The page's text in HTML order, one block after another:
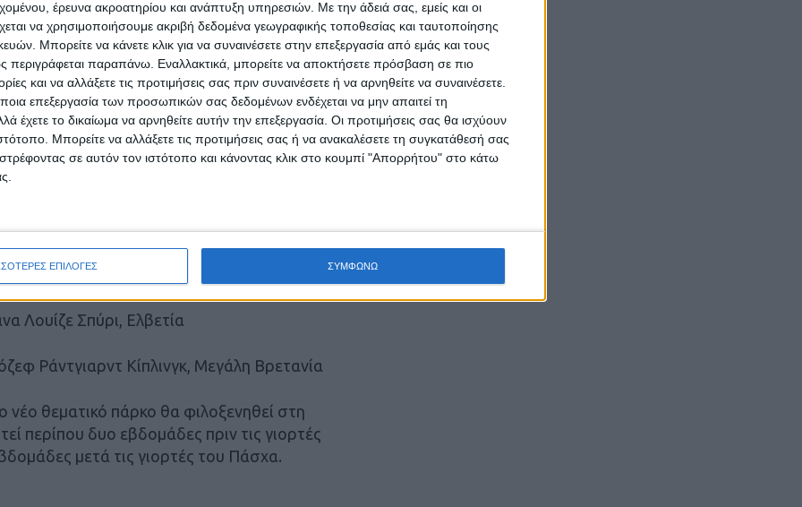
έρευνα ακροατηρίου και ανάπτυξη υπηρεσιών. Με την άδειά σας, εμείς και οι
να χρησιμοποιήσουμε ακριβή δεδομένα γεωγραφικής τοποθεσίας και ταυτοποίησης
Μπορείτε να κάνετε κλικ για να συναινέσετε στην επεξεργασία από εμάς και τους
περιγράφεται παραπάνω. Εναλλακτικά, μπορείτε να αποκτήσετε πρόσβαση σε πιο
και να αλλάξετε τις προτιμήσεις σας πριν συναινέσετε ή να αρνηθείτε να συναινέσετε.
επεξεργασία των προσωπικών σας δεδομένων ενδέχεται να μην απαιτεί τη
έχετε το δικαίωμα να αρνηθείτε αυτήν την επεξεργασία. Οι προτιμήσεις σας θα ισχύουν
Μπορείτε να αλλάξετε τις προτιμήσεις σας ή να ανακαλέσετε τη συγκατάθεσή σας
σε αυτόν τον ιστότοπο και κάνοντας κλικ στο κουμπί "Απορρήτου" στο κάτω
ΕΠΙΛΟΓΕΣ ΣΥΜΦΩΝΩ
τα εξής παραμύθια:
– Κάρολος Ντίκενς, Αγγλία
Ιρλανδία
Εξυπερύ, Γαλλία
Λουίζε Σπύρι, Ελβετία
Ράντγιαρντ Κίπλινγκ, Μεγάλη Βρετανία
θεματικό πάρκο θα φιλοξενηθεί στη
περίπου δυο εβδομάδες πριν τις γιορτές
μετά τις γιορτές του Πάσχα.